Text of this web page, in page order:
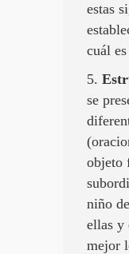
estas
cuál
5.
se
objeto
niño
ellas y
mejor